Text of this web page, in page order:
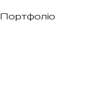
Портфоліо